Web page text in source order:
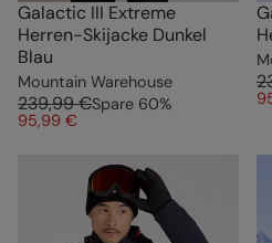
Galactic III Extreme
Herren-Skijacke Dunkel
Blau
Mountain Warehouse
239,99 €Spare 60%
95,99 €